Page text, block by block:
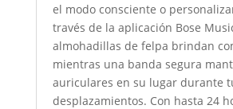
el modo consciente o
través de la aplicación Bose
almohadillas de felpa brindan
mientras una banda segura
auriculares en su lugar durante
desplazamientos. Con hasta 24